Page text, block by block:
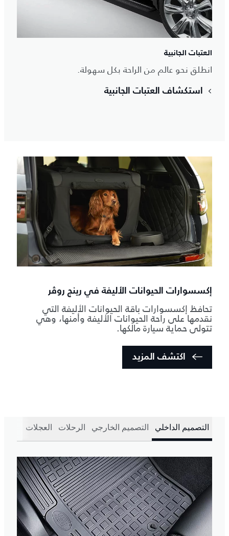
العتبات الجانبية
انطلق نحو عالم من الراحة بكل سهولة.
استكشاف العتبات الجانبية
إكسسوارات الحيوانات الأليفة في رينج روڤر
تحافظ إكسسوارات باقة الحيوانات الأليفة التي
نقدمها على راحة الحيوانات الأليفة وأمنها، وهي
تتولى حماية سيارة مالكها.
اكتشف المزيد
التصميم الداخلي التصميم الخارجي الرحلات العجلات